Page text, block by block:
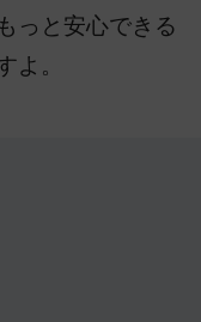
っと安心できる
よ。